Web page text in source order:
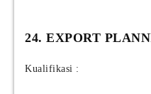
24. EXPORT
Kualifikasi :